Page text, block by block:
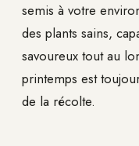
semis à votre
des plants sains,
savoureux tout au
printemps est
de la récolte.